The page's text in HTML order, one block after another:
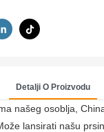
Detalji O Proizvodu
našeg osoblja,
lansirati našu